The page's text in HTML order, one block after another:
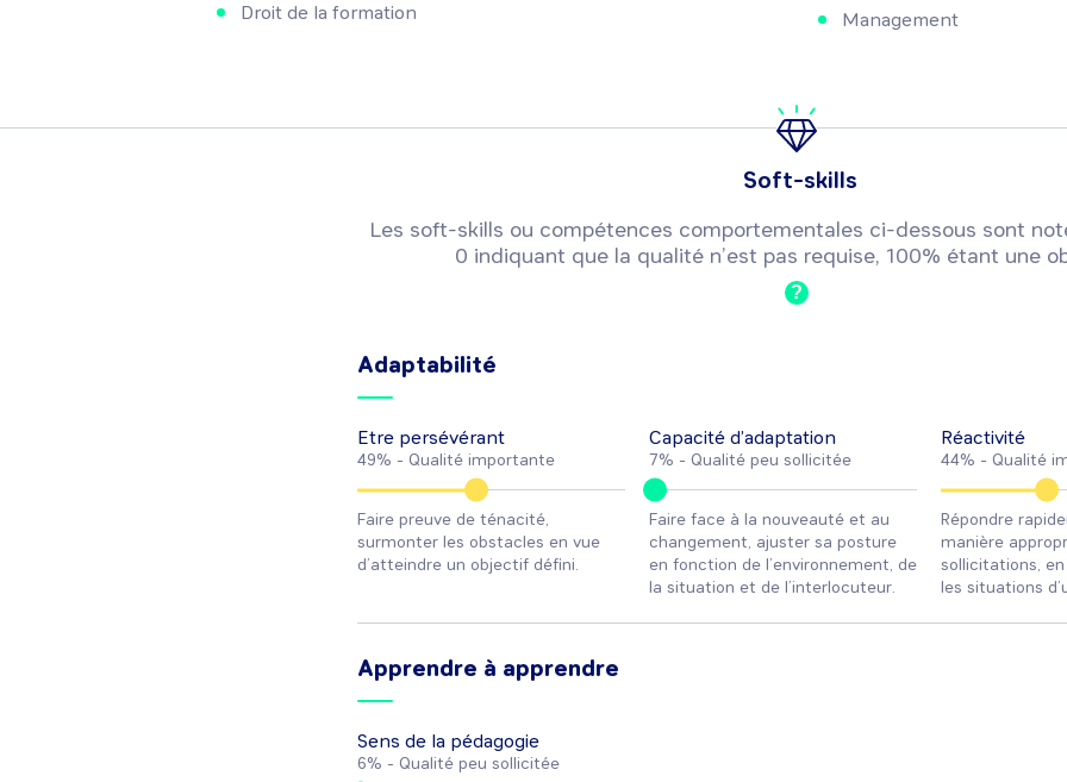
Droit de la formation
Management
Soft-skills
Les soft-skills ou compétences comportementales ci-dessous sont
0 indiquant que la qualité n’est pas requise, 100% étant une
?
Adaptabilité
Etre persévérant
49% - Qualité importante
Faire preuve de ténacité,
surmonter les obstacles en vue
d’atteindre un objectif défini.
Capacité d’adaptation
7% - Qualité peu sollicitée
Faire face à la nouveauté et au
changement, ajuster sa posture
en fonction de l’environnement, de
la situation et de l’interlocuteur.
Réactivité
44% - Qualité
Répondre
manière
sollicitations,
les situations
Apprendre à apprendre
Sens de la pédagogie
6% - Qualité peu sollicitée